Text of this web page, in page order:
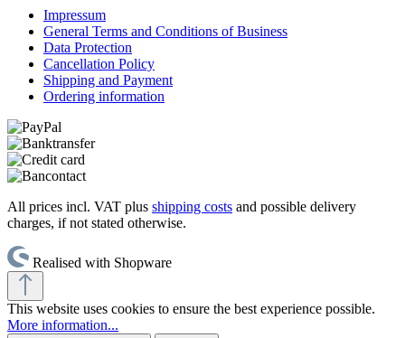
Impressum
General Terms and Conditions of Business
Data Protection
Cancellation Policy
Shipping and Payment
Ordering information
All prices incl. VAT plus shipping costs and possible delivery
charges, if not stated otherwise.
Realised with Shopware
This website uses cookies to ensure the best experience possible.
More information...